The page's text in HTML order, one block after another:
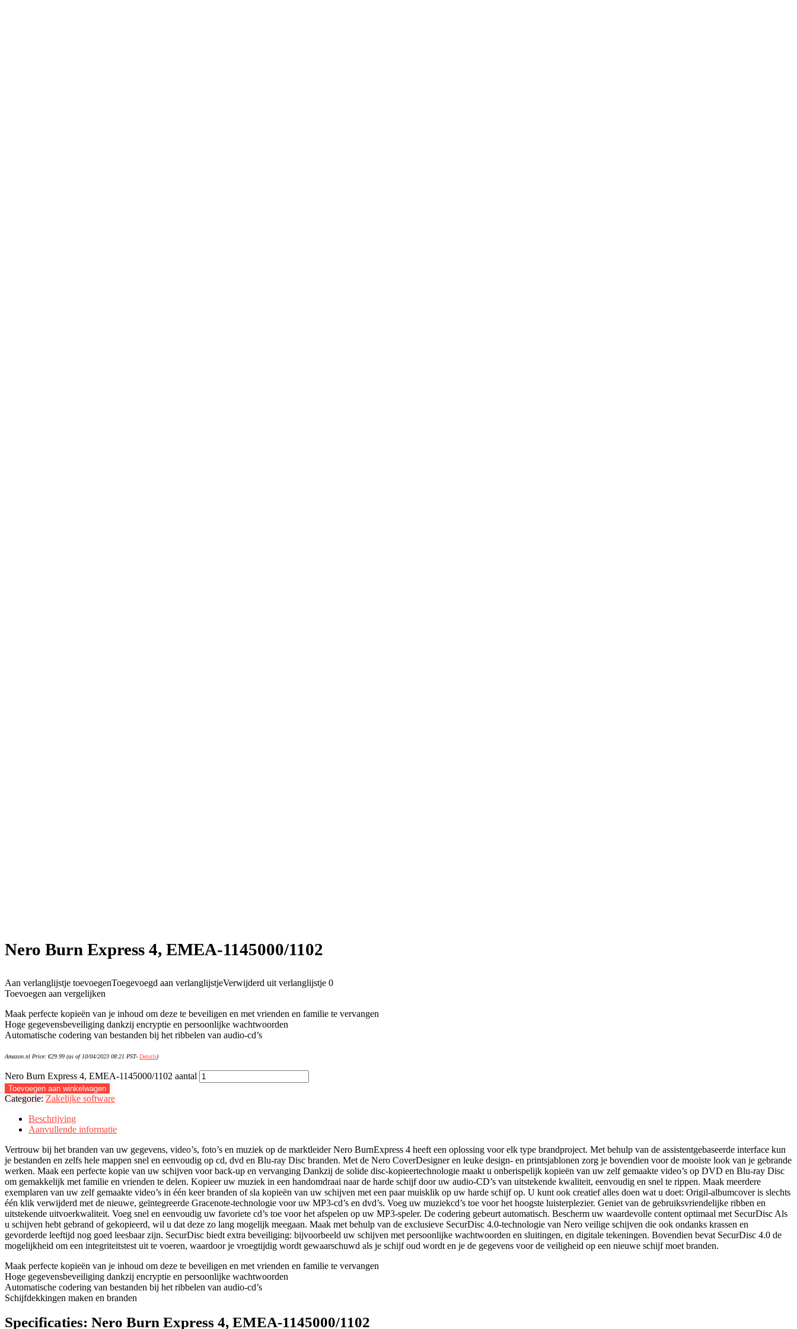
Nero Burn Express 4, EMEA-1145000/1102
Aan verlanglijstje toevoegenToegevoegd aan verlanglijstjeVerwijderd uit verlanglijstje 0
Toevoegen aan vergelijken
Maak perfecte kopieën van je inhoud om deze te beveiligen en met vrienden en familie te vervangen
Hoge gegevensbeveiliging dankzij encryptie en persoonlijke wachtwoorden
Automatische codering van bestanden bij het ribbelen van audio-cd’s
Amazon.nl Price: €29.99 (as of 10/04/2023 08:21 PST- Details)
Nero Burn Express 4, EMEA-1145000/1102 aantal
Toevoegen aan winkelwagen
Categorie: Zakelijke software
Beschrijving
Aanvullende informatie
Vertrouw bij het branden van uw gegevens, video’s, foto’s en muziek op de marktleider Nero BurnExpress 4 heeft een oplossing voor elk type brandproject. Met behulp van de assistentgebaseerde interface kun
je bestanden en zelfs hele mappen snel en eenvoudig op cd, dvd en Blu-ray Disc branden. Met de Nero CoverDesigner en leuke design- en printsjablonen zorg je bovendien voor de mooiste look van je gebrande
werken. Maak een perfecte kopie van uw schijven voor back-up en vervanging Dankzij de solide disc-kopieertechnologie maakt u onberispelijk kopieën van uw zelf gemaakte video’s op DVD en Blu-ray Disc
om gemakkelijk met familie en vrienden te delen. Kopieer uw muziek in een handomdraai naar de harde schijf door uw audio-CD’s van uitstekende kwaliteit, eenvoudig en snel te rippen. Maak meerdere
exemplaren van uw zelf gemaakte video’s in één keer branden of sla kopieën van uw schijven met een paar muisklik op uw harde schijf op. U kunt ook creatief alles doen wat u doet: Origil-albumcover is slechts
één klik verwijderd met de nieuwe, geïntegreerde Gracenote-technologie voor uw MP3-cd’s en dvd’s. Voeg uw muziekcd’s toe voor het hoogste luisterplezier. Geniet van de gebruiksvriendelijke ribben en
uitstekende uitvoerkwaliteit. Voeg snel en eenvoudig uw favoriete cd’s toe voor het afspelen op uw MP3-speler. De codering gebeurt automatisch. Bescherm uw waardevolle content optimaal met SecurDisc Als
u schijven hebt gebrand of gekopieerd, wil u dat deze zo lang mogelijk meegaan. Maak met behulp van de exclusieve SecurDisc 4.0-technologie van Nero veilige schijven die ook ondanks krassen en
gevorderde leeftijd nog goed leesbaar zijn. SecurDisc biedt extra beveiliging: bijvoorbeeld uw schijven met persoonlijke wachtwoorden en sluitingen, en digitale tekeningen. Bovendien bevat SecurDisc 4.0 de
mogelijkheid om een integriteitstest uit te voeren, waardoor je vroegtijdig wordt gewaarschuwd als je schijf oud wordt en je de gegevens voor de veiligheid op een nieuwe schijf moet branden.
Maak perfecte kopieën van je inhoud om deze te beveiligen en met vrienden en familie te vervangen
Hoge gegevensbeveiliging dankzij encryptie en persoonlijke wachtwoorden
Automatische codering van bestanden bij het ribbelen van audio-cd’s
Schijfdekkingen maken en branden
Specificaties: Nero Burn Express 4, EMEA-1145000/1102